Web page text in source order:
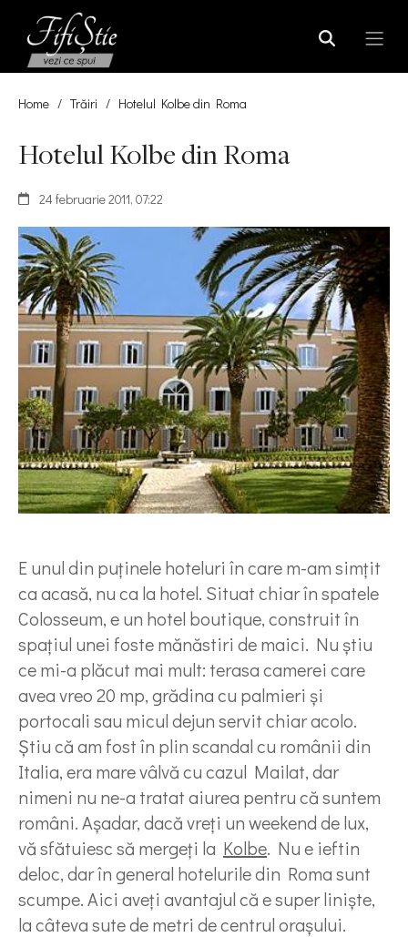
Home / Trăiri / Hotelul Kolbe din Roma
Hotelul Kolbe din Roma
24 februarie 2011, 07:22
E unul din puţinele hoteluri în care m-am simţit
ca acasă, nu ca la hotel. Situat chiar în spatele
Colosseum, e un hotel boutique, construit în
spaţiul unei foste mănăstiri de maici. Nu ştiu
ce mi-a plăcut mai mult: terasa camerei care
avea vreo 20 mp, grădina cu palmieri şi
portocali sau micul dejun servit chiar acolo.
Ştiu că am fost în plin scandal cu românii din
Italia, era mare vâlvă cu cazul Mailat, dar
nimeni nu ne-a tratat aiurea pentru că suntem
români. Aşadar, dacă vreţi un weekend de lux,
vă sfătuiesc să mergeţi la Kolbe. Nu e ieftin
deloc, dar în general hotelurile din Roma sunt
scumpe. Aici aveţi avantajul că e super linişte,
la câteva sute de metri de centrul oraşului.